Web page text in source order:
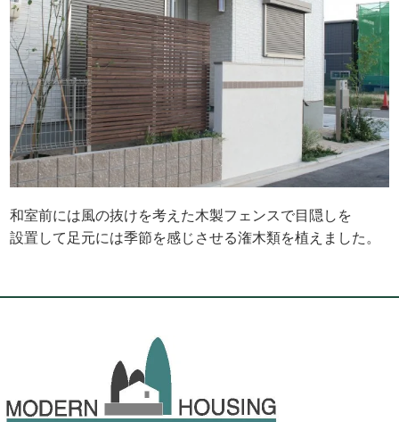
和室前には風の抜けを考えた木製フェンスで目隠しを
設置して足元には季節を感じさせる潅木類を植えました。